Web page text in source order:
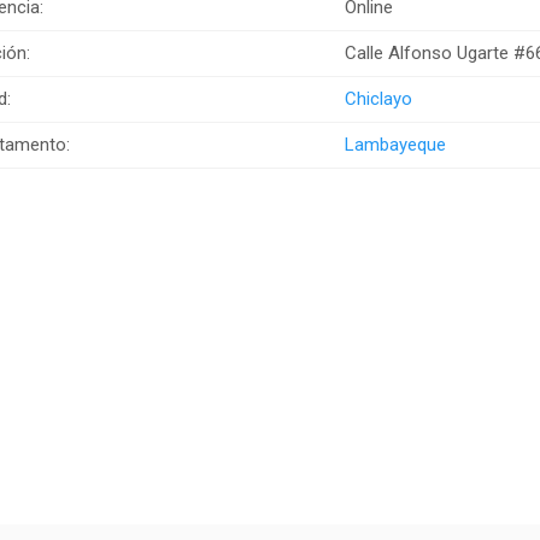
Online
Calle Alfonso Ugarte
Chiclayo
Lambayeque